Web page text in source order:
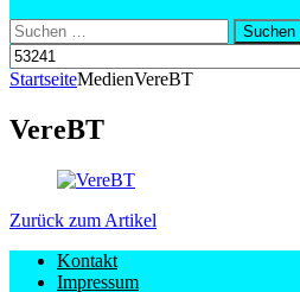
Suchen
nach:
StartseiteMedienVereBT
VereBT
Zurück zum Artikel
Kontakt
Impressum